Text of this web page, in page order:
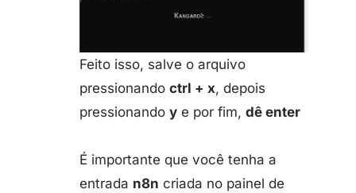
Feito isso, salve o arquivo
pressionando ctrl + x, depois
pressionando y e por fim, dê enter
É importante que você tenha a
entrada n8n criada no painel de